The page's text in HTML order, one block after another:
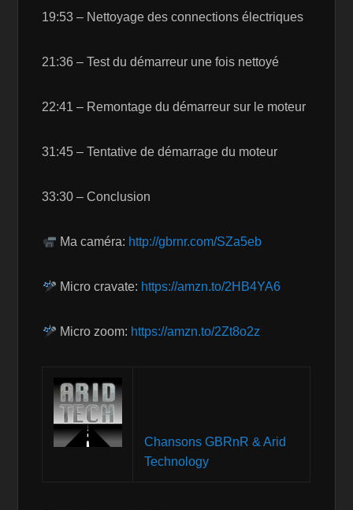
19:53 – Nettoyage des connections électriques
21:36 – Test du démarreur une fois nettoyé
22:41 – Remontage du démarreur sur le moteur
31:45 – Tentative de démarrage du moteur
33:30 – Conclusion
Ma caméra: http://gbrnr.com/SZa5eb
Micro cravate: https://amzn.to/2HB4YA6
Micro zoom: https://amzn.to/2Zt8o2z
Chansons GBRnR & Arid
Technology